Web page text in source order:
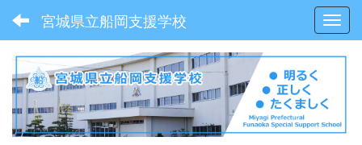
宮城県立船岡支援学校